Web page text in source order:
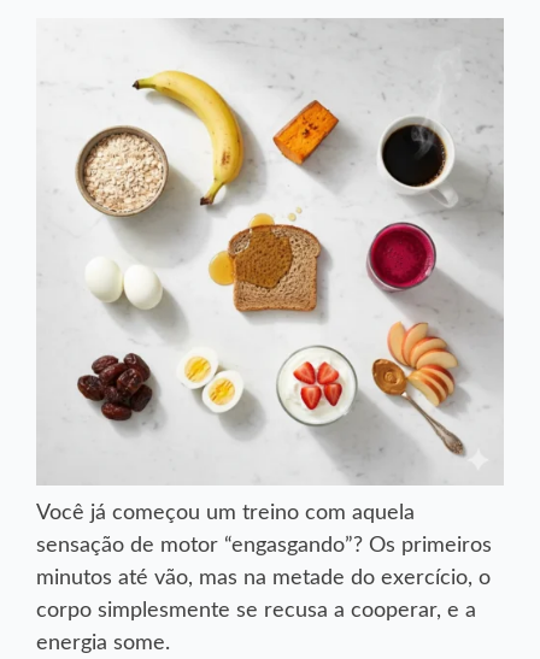
Você já começou um treino com aquela
sensação de motor “engasgando”? Os primeiros
minutos até vão, mas na metade do exercício, o
corpo simplesmente se recusa a cooperar, e a
energia some.